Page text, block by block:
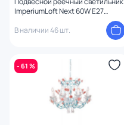
ImperiumLoft Next 60W E27
В наличии 46 шт.
- 61 %